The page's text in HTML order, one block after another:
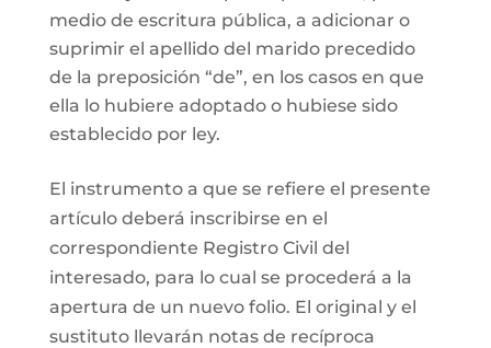
medio de escritura pública, a adicionar o
suprimir el apellido del marido precedido
de la preposición “de”, en los casos en que
ella lo hubiere adoptado o hubiese sido
establecido por ley.
El instrumento a que se refiere el presente
artículo deberá inscribirse en el
correspondiente Registro Civil del
interesado, para lo cual se procederá a la
apertura de un nuevo folio. El original y el
sustituto llevarán notas de recíproca